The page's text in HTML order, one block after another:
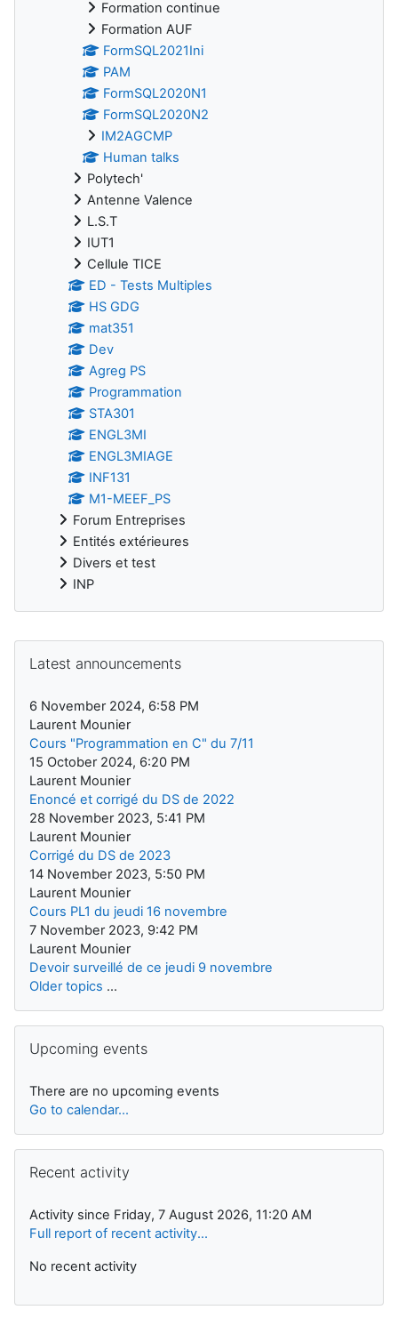
Formation continue
Formation AUF
FormSQL2021Ini
PAM
FormSQL2020N1
FormSQL2020N2
IM2AGCMP
Human talks
Polytech'
Antenne Valence
L.S.T
IUT1
Cellule TICE
ED - Tests Multiples
HS GDG
mat351
Dev
Agreg PS
Programmation
STA301
ENGL3MI
ENGL3MIAGE
INF131
M1-MEEF_PS
Forum Entreprises
Entités extérieures
Divers et test
INP
Latest announcements
6 November 2024, 6:58 PM
Laurent Mounier
Cours "Programmation en C" du 7/11
15 October 2024, 6:20 PM
Laurent Mounier
Enoncé et corrigé du DS de 2022
28 November 2023, 5:41 PM
Laurent Mounier
Corrigé du DS de 2023
14 November 2023, 5:50 PM
Laurent Mounier
Cours PL1 du jeudi 16 novembre
7 November 2023, 9:42 PM
Laurent Mounier
Devoir surveillé de ce jeudi 9 novembre
Older topics ...
Upcoming events
There are no upcoming events
Go to calendar...
Recent activity
Activity since Friday, 7 August 2026, 11:20 AM
Full report of recent activity...
No recent activity